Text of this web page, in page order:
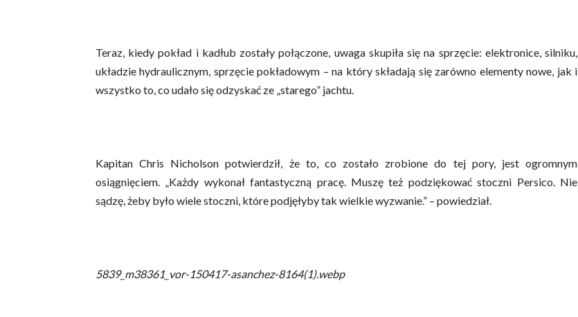
Teraz, kiedy pokład i kadłub zostały połączone, uwaga skupiła się na sprzęcie: elektronice, silniku,
układzie hydraulicznym, sprzęcie pokładowym – na który składają się zarówno elementy nowe, jak i
wszystko to, co udało się odzyskać ze „starego” jachtu.
Kapitan Chris Nicholson potwierdził, że to, co zostało zrobione do tej pory, jest ogromnym
osiągnięciem. „Każdy wykonał fantastyczną pracę. Muszę też podziękować stoczni Persico. Nie
sądzę, żeby było wiele stoczni, które podjęłyby tak wielkie wyzwanie.” – powiedział.
5839_m38361_vor-150417-asanchez-8164(1).webp